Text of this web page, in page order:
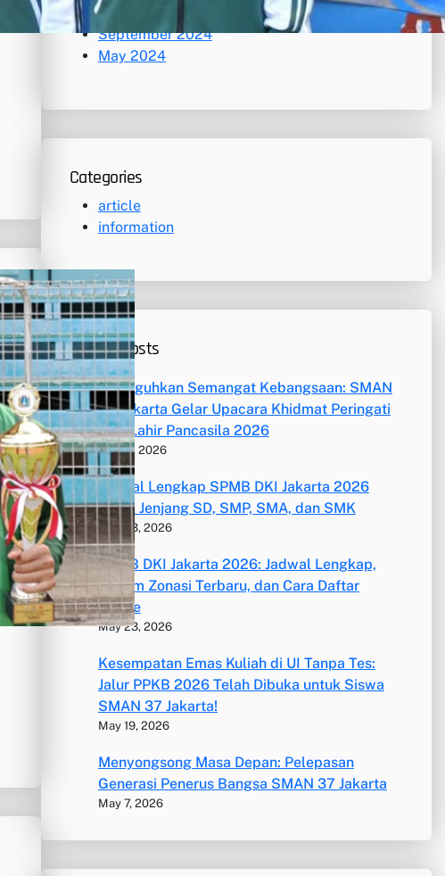
November 2024
September 2024
May 2024
Categories
article
information
Recent Posts
Meneguhkan Semangat Kebangsaan: SMAN
37 Jakarta Gelar Upacara Khidmat Peringati
Hari Lahir Pancasila 2026
June 3, 2026
Jadwal Lengkap SPMB DKI Jakarta 2026
untuk Jenjang SD, SMP, SMA, dan SMK
May 23, 2026
SPMB DKI Jakarta 2026: Jadwal Lengkap,
Sistem Zonasi Terbaru, dan Cara Daftar
Online
May 23, 2026
Kesempatan Emas Kuliah di UI Tanpa Tes:
Jalur PPKB 2026 Telah Dibuka untuk Siswa
SMAN 37 Jakarta!
May 19, 2026
Menyongsong Masa Depan: Pelepasan
Generasi Penerus Bangsa SMAN 37 Jakarta
May 7, 2026